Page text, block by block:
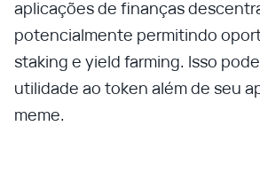
aplicações de finanças
potencialmente permitindo
staking e yield farming. Isso
utilidade ao token além de seu
meme.